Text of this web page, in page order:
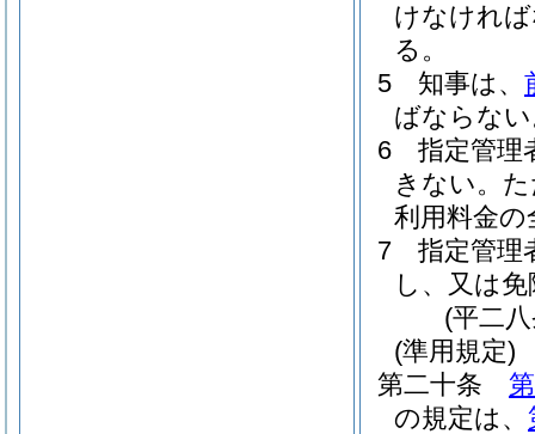
けなけれ
る。
5
知事は、
ばならな
6
指定管理
きない。
利用料金
7
指定管理
し、又は
(平二
(準用規定)
第二十条
の規定は、